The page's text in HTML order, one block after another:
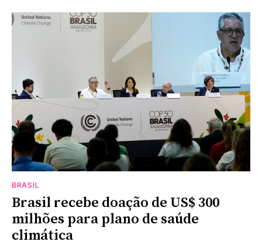
BRASIL
Brasil recebe doação de US$ 300
milhões para plano de saúde
climática